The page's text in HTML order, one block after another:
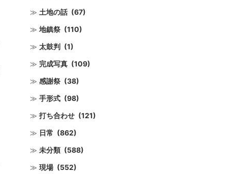
土地の話 (67)
地鎮祭 (110)
太鼓判 (1)
完成写真 (109)
感謝祭 (38)
手形式 (98)
打ち合わせ (121)
日常 (862)
未分類 (588)
現場 (552)